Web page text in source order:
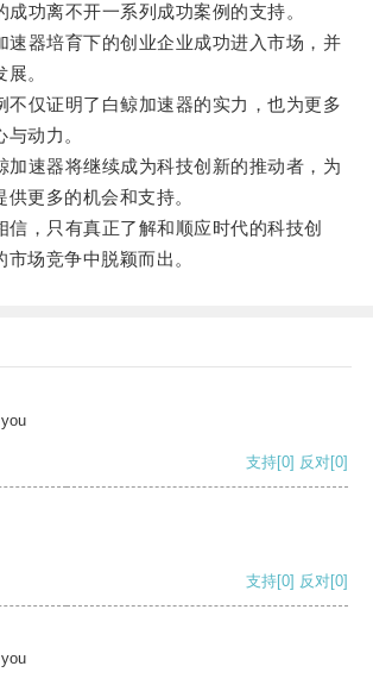
功离不开一系列成功案例的支持。
器培育下的创业企业成功进入市场，并
。
仅证明了白鲸加速器的实力，也为更多
动力。
速器将继续成为科技创新的推动者，为
更多的机会和支持。
，只有真正了解和顺应时代的科技创
场竞争中脱颖而出。
支持[0] 反对[0]
支持[0] 反对[0]